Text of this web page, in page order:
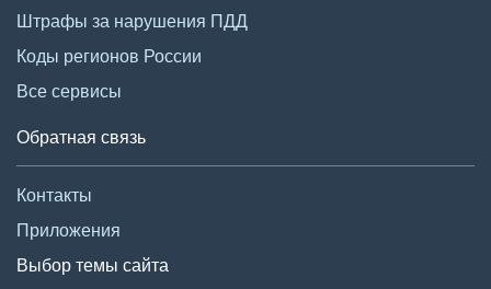
Штрафы за нарушения ПДД
Коды регионов России
Все сервисы
Обратная связь
Контакты
Приложения
Выбор темы сайта